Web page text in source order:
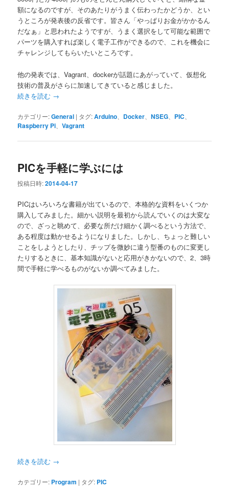
額になるのですが、そのあたりがうまく伝わったかどうか、とい
うところが発表後の反省です。皆さん「やっぱりお金がかかるん
だなぁ」と思われたようですが、うまく選択をして可能な範囲で
パーツを購入すれば楽しく電子工作ができるので、これを機会に
チャレンジしてもらいたいところです。
他の発表では、Vagrant、dockerが話題にあがっていて、仮想化
技術の普及がさらに加速してきていると感じました。
続きを読む →
カテゴリー:General | タグ:Arduino Docker 、NSEG PIC
Raspberry Pi 、Vagrant
PICを手軽に学ぶには
投稿日時:2014-04-17
PICはいろいろな書籍が出ているので、本格的な資料をいくつか
購入してみました。細かい説明を最初から読んでいくのは大変な
ので、ざっと眺めて、必要な所だけ細かく調べるという方法で、
ある程度は動かせるようになりました。しかし、ちょっと難しい
ことをしようとしたり、チップを微妙に違う型番のものに変更し
たりするときに、基本知識がないと応用がきかないので、2、3時
間で手軽に学べるものがないか調べてみました。
続きを読む →
カテゴリー: Program | タグ: PIC